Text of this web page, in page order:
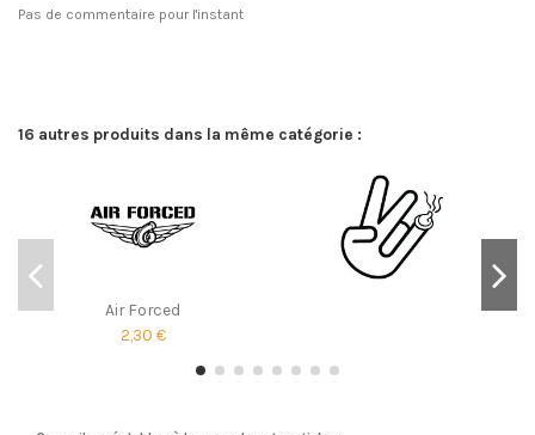
Pas de commentaire pour l'instant
16 autres produits dans la même catégorie :
Air Forced
2,30 €